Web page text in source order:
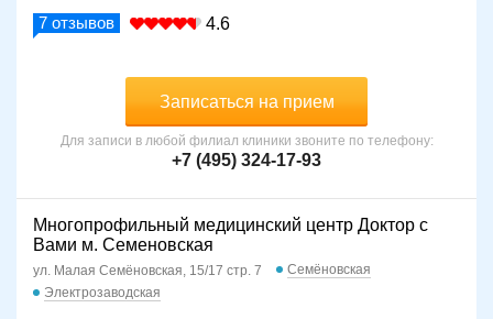
7 отзывов 4.6
Записаться на прием
Для записи в любой филиал клиники звоните по телефону:
+7 (495) 324-17-93
Многопрофильный медицинский центр Доктор с
Вами м. Семеновская
ул. Малая Семёновская, 15/17 стр. 7
Семёновская
Электрозаводская